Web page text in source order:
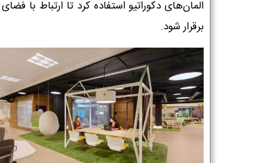
المان‌های دکوراتیو استفاده کرد تا ارتباط با
برقرار شود.